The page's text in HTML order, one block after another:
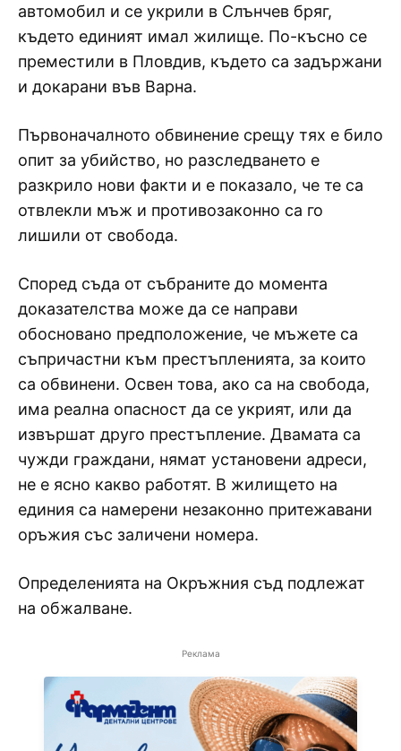
автомобил и се укрили в Слънчев бряг,
където единият имал жилище. По-късно се
преместили в Пловдив, където са задържани
и докарани във Варна.
Първоначалното обвинение срещу тях е било
опит за убийство, но разследването е
разкрило нови факти и е показало, че те са
отвлекли мъж и противозаконно са го
лишили от свобода.
Според съда от събраните до момента
доказателства може да се направи
обосновано предположение, че мъжете са
съпричастни към престъпленията, за които
са обвинени. Освен това, ако са на свобода,
има реална опасност да се укрият, или да
извършат друго престъпление. Двамата са
чужди граждани, нямат установени адреси,
не е ясно какво работят. В жилището на
единия са намерени незаконно притежавани
оръжия със заличени номера.
Определенията на Окръжния съд подлежат
на обжалване.
Реклама